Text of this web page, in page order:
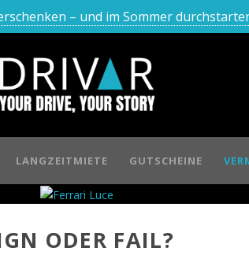
– und im Sommer
LANGZEITMIETE GUTSCHEINE
ODER FAIL?